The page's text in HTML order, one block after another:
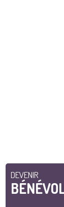
DEVENIR